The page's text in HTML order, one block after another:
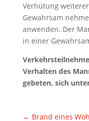
Verhütung
Gewahrsam
anwenden. Der
in einer
Verhalten des
gebeten, sich
← Brand eines